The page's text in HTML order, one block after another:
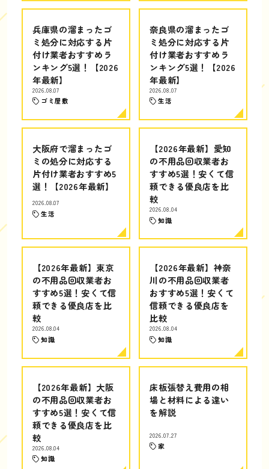
兵庫県の溜まったゴ
ミ処分に対応する片
付け業者おすすめラ
ンキング5選！【2026
年最新】
2026.08.07
ゴミ屋敷
奈良県の溜まったゴ
ミ処分に対応する片
付け業者おすすめラ
ンキング5選！【2026
年最新】
2026.08.07
生活
大阪府で溜まったゴ
ミの処分に対応する
片付け業者おすすめ5
選！【2026年最新】
2026.08.07
生活
【2026年最新】愛知
の不用品回収業者お
すすめ5選！安くて信
頼できる優良店を比
較
2026.08.04
知識
【2026年最新】東京
の不用品回収業者お
すすめ5選！安くて信
頼できる優良店を比
較
2026.08.04
知識
【2026年最新】神奈
川の不用品回収業者
おすすめ5選！安くて
信頼できる優良店を
比較
2026.08.04
知識
【2026年最新】大阪
の不用品回収業者お
すすめ5選！安くて信
頼できる優良店を比
較
2026.08.04
知識
床板張替え費用の相
場と材料による違い
を解説
2026.07.27
家